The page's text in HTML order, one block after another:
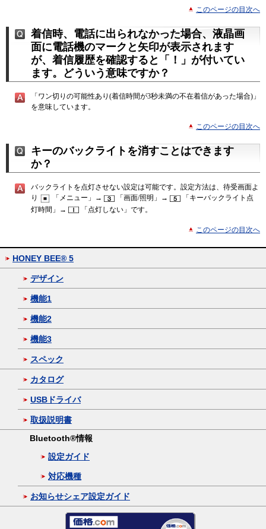
このページの目次へ
着信時、電話に出られなかった場合、液晶画
面に電話機のマークと矢印が表示されます
が、着信履歴を確認すると「！」が付いてい
ます。どういう意味ですか？
「ワン切りの可能性あり(着信時間が3秒未満の不在着信があった場合)」
を意味しています。
このページの目次へ
キーのバックライトを消すことはできます
か？
バックライトを点灯させない設定は可能です。設定方法は、待受画面よ
り
「メニュー」→ 「画面/照明」→
「キーバックライト点
灯時間」→
「点灯しない」です。
このページの目次へ
HONEY BEE® 5
デザイン
機能1
機能2
機能3
スペック
カタログ
USBドライバ
取扱説明書
Bluetooth®情報
設定ガイド
対応機種
お知らせシェア設定ガイド